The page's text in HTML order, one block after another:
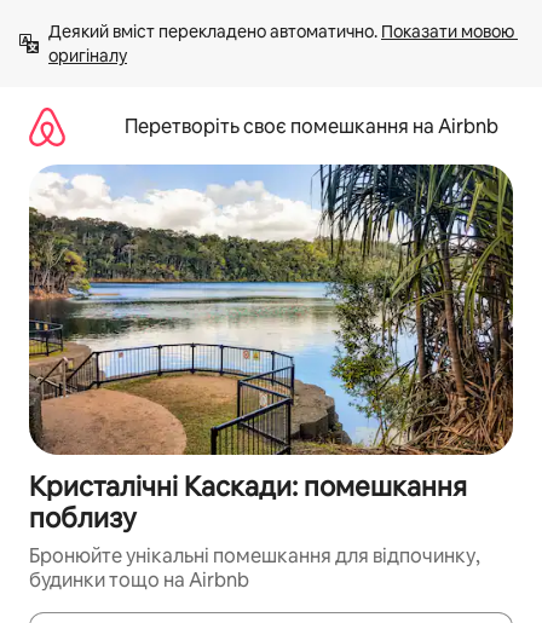
вмісту
Деякий вміст перекладено автоматично. Показати мовою
оригіналу
Перетворіть своє помешкання на Airbnb
Кристалічні Каскади: помешкання
поблизу
Бронюйте унікальні помешкання для відпочинку,
будинки тощо на Airbnb